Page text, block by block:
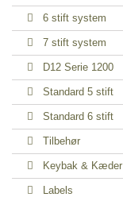
6 stift system
7 stift system
D12 Serie 1200
Standard 5 stift
Standard 6 stift
Tilbehør
Keybak & Kæder
Labels